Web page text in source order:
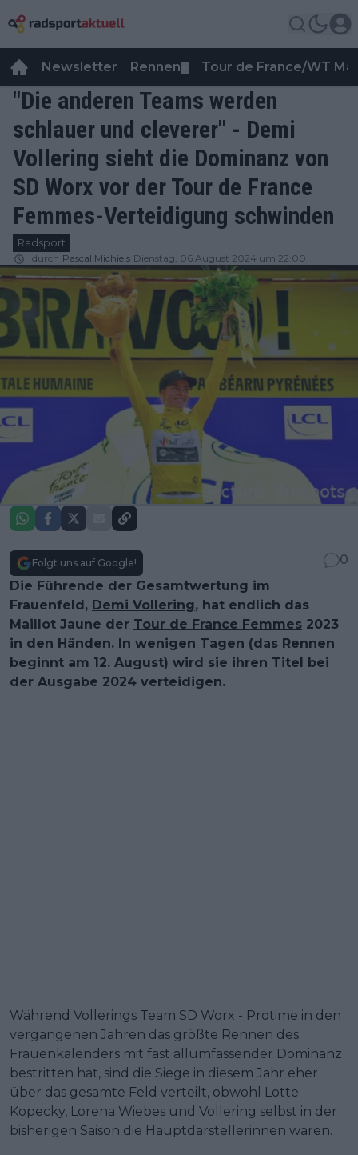
Newsletter Rennen Tour de France/WT
"Die anderen Teams werden
schlauer und cleverer" - Demi
Vollering sieht die Dominanz von
SD Worx vor der Tour de France
Femmes-Verteidigung schwinden
Radsport
durch Pascal Michiels Dienstag, 06 August 2024 um 22:00
Folgt uns auf Google!
0
Die Führende der Gesamtwertung im
Frauenfeld, Demi Vollering, hat endlich das
Maillot Jaune der Tour de France Femmes 2023
in den Händen. In wenigen Tagen (das Rennen
beginnt am 12. August) wird sie ihren Titel bei
der Ausgabe 2024 verteidigen.
Während Vollerings Team SD Worx - Protime in den
vergangenen Jahren das größte Rennen des
Frauenkalenders mit fast allumfassender Dominanz
bestritten hat, sind die Siege in diesem Jahr eher
über das gesamte Feld verteilt, obwohl Lotte
Kopecky, Lorena Wiebes und Vollering selbst in der
bisherigen Saison die Hauptdarstellerinnen waren.